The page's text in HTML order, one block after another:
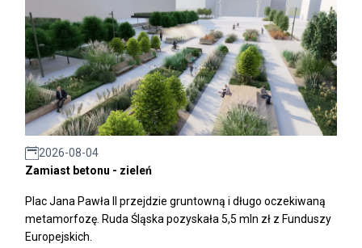
2026-08-04
Zamiast betonu - zieleń
Plac Jana Pawła II przejdzie gruntowną i długo oczekiwaną
metamorfozę. Ruda Śląska pozyskała 5,5 mln zł z Funduszy
Europejskich.